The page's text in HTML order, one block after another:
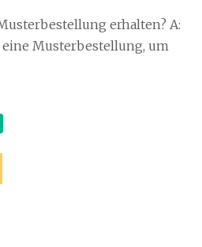
eine Musterbestellung, um